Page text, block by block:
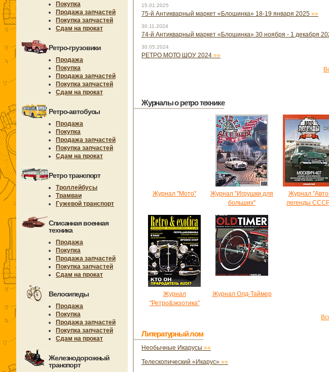
Покупка
Продажа запчастей
Покупка запчастей
Сдам на прокат
Ретро-грузовики
Продажа
Покупка
Продажа запчастей
Покупка запчастей
Сдам на прокат
Ретро-автобусы
Продажа
Покупка
Продажа запчастей
Покупка запчастей
Сдам на прокат
Ретро транспорт
Троллейбусы
Трамваи
Гужевой транспорт
Списанная военная
техника
Продажа
Покупка
Продажа запчастей
Покупка запчастей
Сдам на прокат
Велосипеды
Продажа
Покупка
Продажа запчастей
Покупка запчастей
Сдам на прокат
Железнодорожный
транспорт
15.01.2025
75-й Антикварный маркет «Блошинка» 18-19 января 2025 »»
30.11.2024
74-й Антикварный маркет «Блошинка» 30 ноября - 1 декабря
30.05.2024
РЕТРО МОТО ШОУ 2024 »»
Журналы о ретро технике
Журнал "Мото"
Журнал "Игрушки для
больших"
Журнал
легенды
Журнал
"Ретро&экзотика"
Журнал Олд-Таймер
Литературный лом
Необычные Икарусы »»
Телескопический «Икарус» »»